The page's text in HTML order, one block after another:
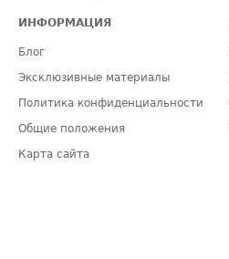
ИНФОРМАЦИЯ
Блог
Эксклюзивные материалы
Политика конфиденциальности
Общие положения
Карта сайта